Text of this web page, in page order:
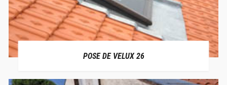
POSE DE VELUX 26